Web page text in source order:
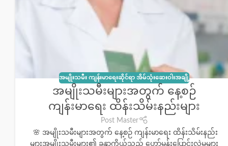
အမျိုးသမီး ကျန်းမာရေးဆိုင်ရာ အိမ်သုံးဆေးဝါးအချို့
အမျိုးသမီးများအတွက် နေ့စဉ်
ကျန်းမာရေး ထိန်းသိမ်းနည်းများ
Post Master
🌸 အမျိုးသမီးများအတွက် နေ့စဉ် ကျန်းမာရေး ထိန်းသိမ်းနည်း
များအမျိုးသမီးများ၏ ခန္ဓာကိုယ်သည် ဟော်မုန်းပြောင်းလဲမှုများ